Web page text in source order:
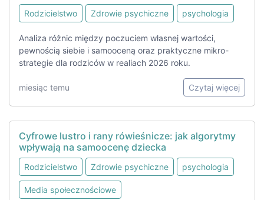
Rodzicielstwo Zdrowie psychiczne psychologia
Analiza różnic między poczuciem własnej wartości,
pewnością siebie i samooceną oraz praktyczne mikro-
strategie dla rodziców w realiach 2026 roku.
miesiąc temu Czytaj więcej
Cyfrowe lustro i rany rówieśnicze: jak algorytmy
wpływają na samoocenę dziecka
Rodzicielstwo Zdrowie psychiczne psychologia
Media społecznościowe